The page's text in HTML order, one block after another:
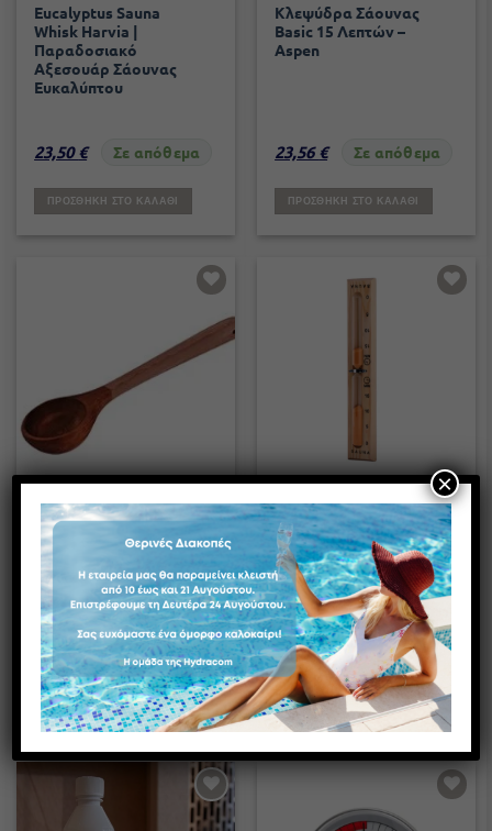
Eucalyptus Sauna
Whisk Harvia |
Παραδοσιακό
Αξεσουάρ Σάουνας
Ευκαλύπτου
23,50€ Σε απόθεμα
ΠΡΟΣΘΉΚΗ ΣΤΟ ΚΑΛΆΘΙ
Κλεψύδρα Σάουνας
Basic 15 Λεπτών –
Aspen
23,56€ Σε απόθεμα
ΠΡΟΣΘΉΚΗ ΣΤΟ ΚΑΛΆΘΙ
Add to
wishlist
Κουτάλα σάουνας –
Ερυθρός κέδρος
35,96€ Σε απόθεμα
ΠΡΟΣΘΉΚΗ ΣΤΟ ΚΑΛΆΘΙ
Add to
wishlist
Κλεψύδρα Σάουνας15
Λεπτών – Επιτοίχια
από Ξύλο Πεύκου /
Pine
37,20
Διαθέσιμο κατόπιν
παραγγελίας
ΠΡΟΣΘΉΚΗ ΣΤΟ ΚΑΛΆΘΙ
Add to
wishlist
Add to
wishlist
×